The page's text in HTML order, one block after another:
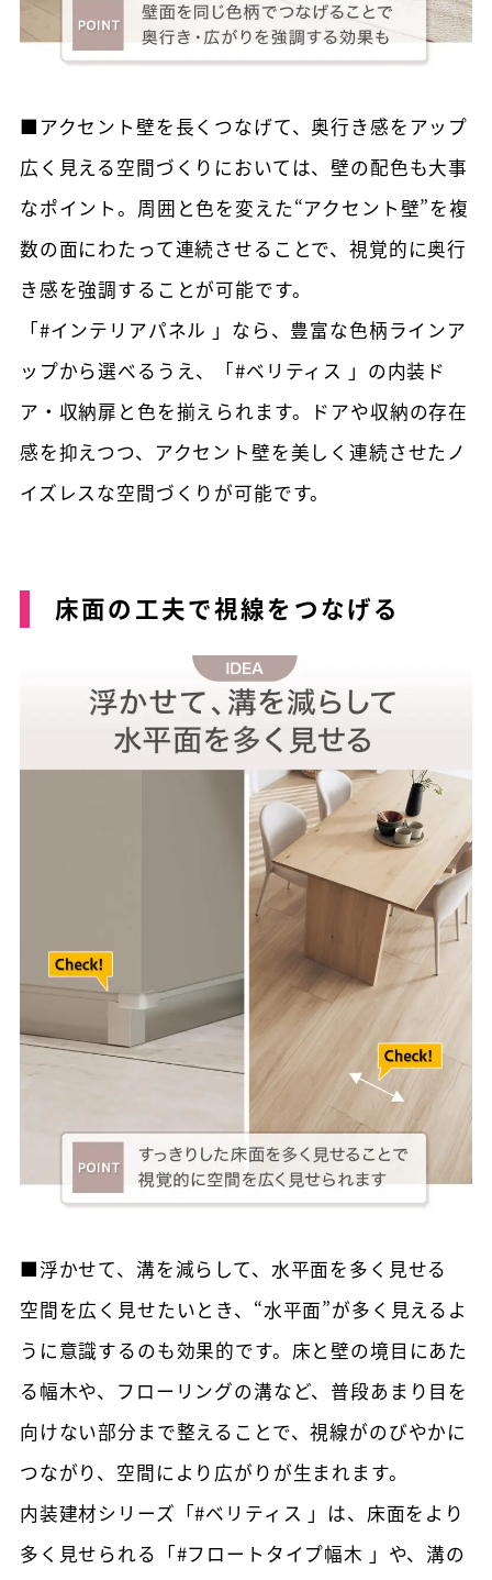
■アクセント壁を長くつなげて、奥行き感をアップ
広く見える空間づくりにおいては、壁の配色も大事
なポイント。周囲と色を変えた“アクセント壁”を複
数の面にわたって連続させることで、視覚的に奥行
き感を強調することが可能です。
「#インテリアパネル 」なら、豊富な色柄ラインア
ップから選べるうえ、「#ベリティス 」の内装ド
ア・収納扉と色を揃えられます。ドアや収納の存在
感を抑えつつ、アクセント壁を美しく連続させたノ
イズレスな空間づくりが可能です。
床面の工夫で視線をつなげる
■浮かせて、溝を減らして、水平面を多く見せる
空間を広く見せたいとき、“水平面”が多く見えるよ
うに意識するのも効果的です。床と壁の境目にあた
る幅木や、フローリングの溝など、普段あまり目を
向けない部分まで整えることで、視線がのびやかに
つながり、空間により広がりが生まれます。
内装建材シリーズ「#ベリティス 」は、床面をより
多く見せられる「#フロートタイプ幅木 」や、溝の